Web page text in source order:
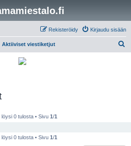
Kirjaudu sisään
Rekisteröidy
Aktiiviset viestiketjut
löysi 0 tulosta • Sivu 1/1
löysi 0 tulosta • Sivu 1/1